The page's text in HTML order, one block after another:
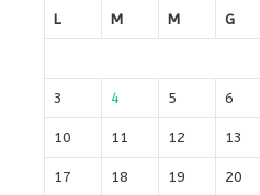
L
M M G
3 4 5 6
10 11 12 13
17 18 19 20